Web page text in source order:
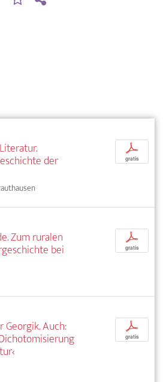
der
p
gratis
Zum ruralen
bei
p
gratis
Georgik. Auch:
p
gratis